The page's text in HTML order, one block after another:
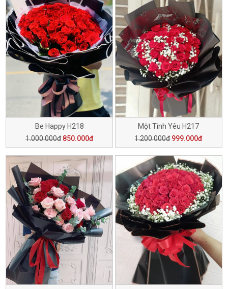
Be Happy H218
1.000.000đ 850.000đ
Một Tình Yêu H217
1.200.000đ 999.000đ